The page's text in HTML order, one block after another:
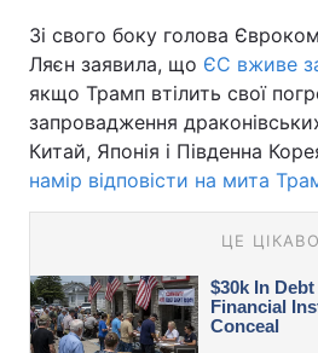
Зі свого боку голова
Ляєн заявила, що ЄС вживе
якщо Трамп втілить свої
запровадження
Китай, Японія і Південна
намір відповісти на мита